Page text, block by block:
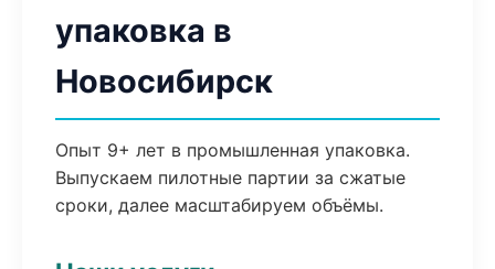
упаковка в
Новосибирск
Опыт 9+ лет в промышленная упаковка.
Выпускаем пилотные партии за сжатые
сроки, далее масштабируем объёмы.